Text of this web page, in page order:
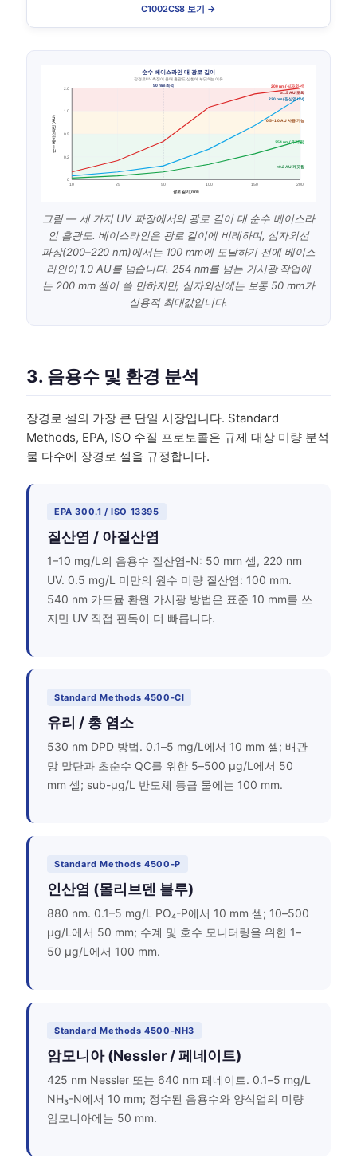
C1002CS8 보기 →
순수 베이스라인 대 광로 길이
장경로 UV 측정이 용매 흡광도 상한에 부딪히는 이유
10 25 50 100 150 200
광로 길이 (mm)
2.0
1.0
0.5
0.2
0
순수 베이스라인 (AU)
≥1.5 AU 포화
0.5–1.0 AU 사용 가능
<0.2 AU 깨끗함
254 nm (유기물)
220 nm (질산염 UV)
200 nm (심자외선)
50 mm 최적
그림 — 세 가지 UV 파장에서의 광로 길이 대 순수 베이스라
인 흡광도. 베이스라인은 광로 길이에 비례하며, 심자외선
파장(200–220 nm)에서는 100 mm에 도달하기 전에 베이스
라인이 1.0 AU를 넘습니다. 254 nm를 넘는 가시광 작업에
는 200 mm 셀이 쓸 만하지만, 심자외선에는 보통 50 mm가
실용적 최대값입니다.
3. 음용수 및 환경 분석
장경로 셀의 가장 큰 단일 시장입니다. Standard
Methods, EPA, ISO 수질 프로토콜은 규제 대상 미량 분석
물 다수에 장경로 셀을 규정합니다.
EPA 300.1 / ISO 13395
질산염 / 아질산염
1–10 mg/L의 음용수 질산염-N: 50 mm 셀, 220 nm
UV. 0.5 mg/L 미만의 원수 미량 질산염: 100 mm.
540 nm 카드뮴 환원 가시광 방법은 표준 10 mm를 쓰
지만 UV 직접 판독이 더 빠릅니다.
Standard Methods 4500-Cl
유리 / 총 염소
530 nm DPD 방법. 0.1–5 mg/L에서 10 mm 셀; 배관
망 말단과 초순수 QC를 위한 5–500 µg/L에서 50
mm 셀; sub-µg/L 반도체 등급 물에는 100 mm.
Standard Methods 4500-P
인산염 (몰리브덴 블루)
880 nm. 0.1–5 mg/L PO₄-P에서 10 mm 셀; 10–500
µg/L에서 50 mm; 수계 및 호수 모니터링을 위한 1–
50 µg/L에서 100 mm.
Standard Methods 4500-NH3
암모니아 (Nessler / 페네이트)
425 nm Nessler 또는 640 nm 페네이트. 0.1–5 mg/L
NH₃-N에서 10 mm; 정수된 음용수와 양식업의 미량
암모니아에는 50 mm.